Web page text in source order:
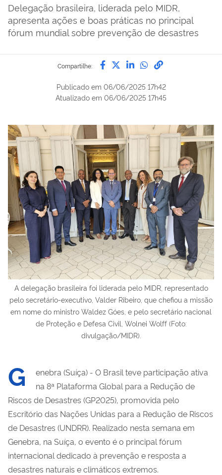
Delegação brasileira, liderada pelo MIDR,
apresenta ações e boas práticas no principal
fórum mundial sobre prevenção de desastres
Compartilhe: Compartilhe por Facebook
Compartilhe por Twitter
Compartilhe por
Compartilhe
link para
Publicado em 06/06/2025 17h42
Atualizado em 06/06/2025 17h45
A delegação brasileira foi liderada pelo MIDR, representado
pelo secretário-executivo, Valder Ribeiro, que chefiou a missão
em nome do ministro Waldez Góes, e pelo secretário nacional
de Proteção e Defesa Civil, Wolnei Wolff (Foto:
divulgação/MIDR).
G
enebra (Suíça) - O Brasil teve participação ativa
na 8ª Plataforma Global para a Redução de
Riscos de Desastres (GP2025), promovida pelo
Escritório das Nações Unidas para a Redução de Riscos
de Desastres (UNDRR). Realizado nesta semana em
Genebra, na Suíça, o evento é o principal fórum
internacional dedicado à prevenção e resposta a
desastres naturais e climáticos extremos.